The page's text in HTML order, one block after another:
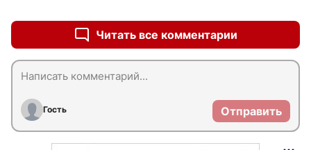
Читать все комментарии
Гость Отправить